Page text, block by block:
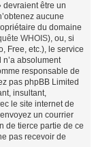
devraient être un
aucune
du domaine
WHOIS), ou, si
Free, etc.), le service
absolument
responsable de
pas phpBB Limited
insultant,
le site internet de
un courrier
de tierce partie de ce
pas recevoir de